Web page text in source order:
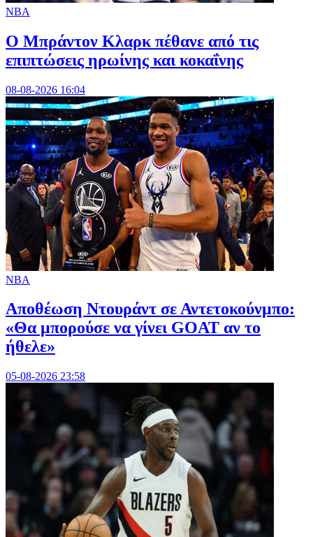
NBA
Ο Μπράντον Κλαρκ πέθανε από τις
επιπτώσεις ηρωίνης και κοκαΐνης
08-08-2026 16:04
NBA
Αποθέωση Ντουράντ σε Αντετοκούνμπο:
«Θα μπορούσε να γίνει GOAT αν το
ήθελε»
05-08-2026 23:58